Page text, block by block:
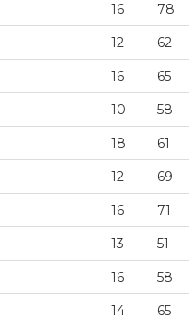
16 78
12 62
16 65
10 58
18 61
12 69
16 71
13 51
16 58
14 65